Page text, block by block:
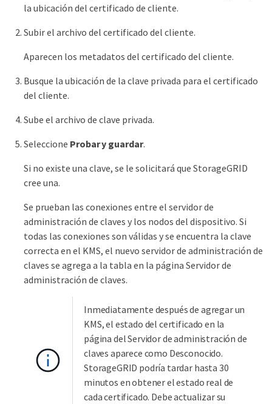
la ubicación del certificado de cliente.
Subir el archivo del certificado del cliente.
Aparecen los metadatos del certificado del cliente.
Busque la ubicación de la clave privada para el certificado
del cliente.
Sube el archivo de clave privada.
Seleccione Probar y guardar.
Si no existe una clave, se le solicitará que StorageGRID
cree una.
Se prueban las conexiones entre el servidor de
administración de claves y los nodos del dispositivo. Si
todas las conexiones son válidas y se encuentra la clave
correcta en el KMS, el nuevo servidor de administración de
claves se agrega a la tabla en la página Servidor de
administración de claves.
Inmediatamente después de agregar un
KMS, el estado del certificado en la
página del Servidor de administración de
claves aparece como Desconocido.
StorageGRID podría tardar hasta 30
minutos en obtener el estado real de
cada certificado. Debe actualizar su